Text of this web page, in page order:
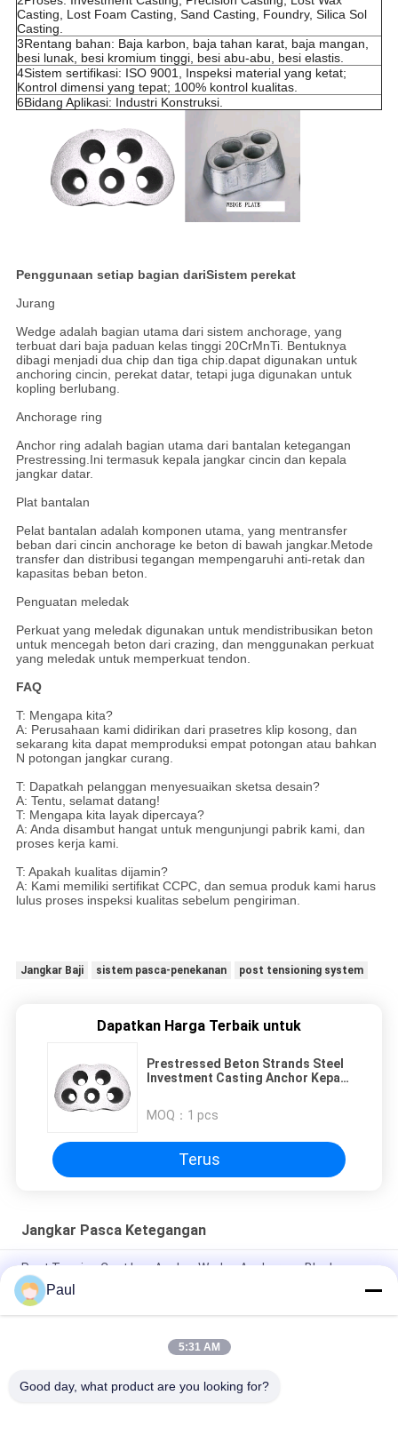
Casting, Lost Foam Casting, Sand Casting, Foundry, Silica Sol
Casting.
3Rentang bahan: Baja karbon, baja tahan karat, baja mangan,
besi lunak, besi kromium tinggi, besi abu-abu, besi elastis.
4Sistem sertifikasi: ISO 9001, Inspeksi material yang ketat;
Kontrol dimensi yang tepat; 100% kontrol kualitas.
6Bidang Aplikasi: Industri Konstruksi.
Penggunaan setiap bagian dariSistem perekat
Jurang
Wedge adalah bagian utama dari sistem anchorage, yang
terbuat dari baja paduan kelas tinggi 20CrMnTi. Bentuknya
dibagi menjadi dua chip dan tiga chip.dapat digunakan untuk
anchoring cincin, perekat datar, tetapi juga digunakan untuk
kopling berlubang.
Anchorage ring
Anchor ring adalah bagian utama dari bantalan ketegangan
Prestressing.Ini termasuk kepala jangkar cincin dan kepala
jangkar datar.
Plat bantalan
Pelat bantalan adalah komponen utama, yang mentransfer
beban dari cincin anchorage ke beton di bawah jangkar.Metode
transfer dan distribusi tegangan mempengaruhi anti-retak dan
kapasitas beban beton.
Penguatan meledak
Perkuat yang meledak digunakan untuk mendistribusikan beton
untuk mencegah beton dari crazing, dan menggunakan perkuat
yang meledak untuk memperkuat tendon.
FAQ
T: Mengapa kita?
A: Perusahaan kami didirikan dari prasetres klip kosong, dan
sekarang kita dapat memproduksi empat potongan atau bahkan
N potongan jangkar curang.
T: Dapatkah pelanggan menyesuaikan sketsa desain?
A: Tentu, selamat datang!
T: Mengapa kita layak dipercaya?
A: Anda disambut hangat untuk mengunjungi pabrik kami, dan
proses kerja kami.
T: Apakah kualitas dijamin?
A: Kami memiliki sertifikat CCPC, dan semua produk kami harus
lulus proses inspeksi kualitas sebelum pengiriman.
Jangkar Baji sistem pasca-penekanan post tensioning system
Dapatkan Harga Terbaik untuk
Prestressed Beton Strands Steel
Investment Casting Anchor Kepala
MOQ： 1 pcs
Terus
Jangkar Pasca Ketegangan
Post Tension Cast Iron Anchor Wedge Anchorage Blocks
Strand Grip Flat Anchor
Kabel Strand Prestressed Anchor Wedges dan Barrel
Angkur Cangkang Ekspansi M24 Penopang Atap Penggilingan
Paul
5:31 AM
Good day, what product are you looking for?